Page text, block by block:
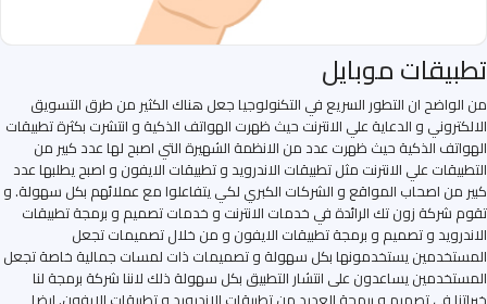
تطبيقات موبايل
من الواضح ان التطور السريع في التكنولوجيا جعل هناك الكثير من طرق التسويق
الالكتروني و الدعاية علي الانترنت حيث ظهرت الهواتف الذكية و انتشرت بكثرة تطبيقات
الهواتف الذكية حيث ظهرت عدد من الانظمة الشهيرة التي اصبح لها عدد كبير من
التطبيقات علي الانترنت مثل تطبيقات الاندرويد و تطبيقات الايفون و اصبح يطلبها عدد
كبير من اصحاب المواقع و الشركات الكبري لكي يتفاعلوا مع عملائهم بكل سهولة. و
تقوم شركة زون تك الرائدة في خدمات الانترنت و خدمات تصميم و برمجة تطبيقات
الاندرويد و تصميم و برمجة تطبيقات الايفون و من خلال تصميمات تجعل
المستخدمين يستخدمونها بكل سهولة و تصميمات ذات لمسات جمالية خاصة تجعل
المستخدمين يساعدون على انتشار التطبيق بكل سهولة ذلك لاننا شركة برمجة لنا